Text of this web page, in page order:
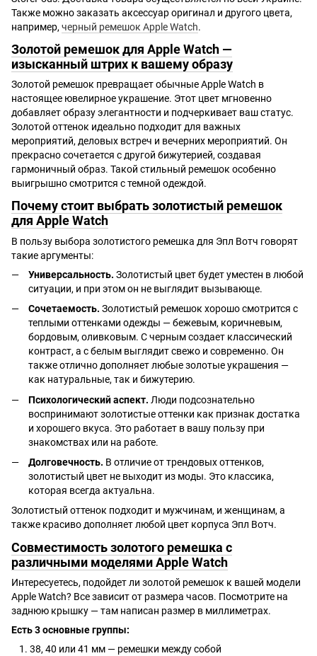
Также можно заказать аксессуар оригинал и другого цвета,
например, черный ремешок Apple Watch.
Золотой ремешок для Apple Watch —
изысканный штрих к вашему образу
Золотой ремешок превращает обычные Apple Watch в
настоящее ювелирное украшение. Этот цвет мгновенно
добавляет образу элегантности и подчеркивает ваш статус.
Золотой оттенок идеально подходит для важных
мероприятий, деловых встреч и вечерних мероприятий. Он
прекрасно сочетается с другой бижутерией, создавая
гармоничный образ. Такой стильный ремешок особенно
выигрышно смотрится с темной одеждой.
Почему стоит выбрать золотистый ремешок
для Apple Watch
В пользу выбора золотистого ремешка для Эпл Вотч говорят
такие аргументы:
Универсальность. Золотистый цвет будет уместен в любой
ситуации, и при этом он не выглядит вызывающе.
Сочетаемость. Золотистый ремешок хорошо смотрится с
теплыми оттенками одежды — бежевым, коричневым,
бордовым, оливковым. С черным создает классический
контраст, а с белым выглядит свежо и современно. Он
также отлично дополняет любые золотые украшения —
как натуральные, так и бижутерию.
Психологический аспект. Люди подсознательно
воспринимают золотистые оттенки как признак достатка
и хорошего вкуса. Это работает в вашу пользу при
знакомствах или на работе.
Долговечность. В отличие от трендовых оттенков,
золотистый цвет не выходит из моды. Это классика,
которая всегда актуальна.
Золотистый оттенок подходит и мужчинам, и женщинам, а
также красиво дополняет любой цвет корпуса Эпл Вотч.
Совместимость золотого ремешка с
различными моделями Apple Watch
Интересуетесь, подойдет ли золотой ремешок к вашей модели
Apple Watch? Все зависит от размера часов. Посмотрите на
заднюю крышку — там написан размер в миллиметрах.
Есть 3 основные группы:
38, 40 или 41 мм — ремешки между собой